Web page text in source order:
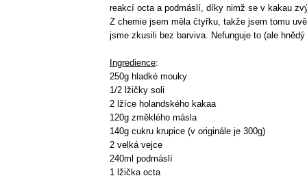
reakcí octa a podmáslí, díky nimž se v kakau
Z chemie jsem měla čtyřku, takže jsem tomu
jsme zkusili bez barviva. Nefunguje to (ale
Ingredience:
250g hladké mouky
1/2 lžičky soli
2 lžíce holandského kakaa
120g změklého másla
140g cukru krupice (v originále je 300g)
2 velká vejce
240ml podmáslí
1 lžička octa